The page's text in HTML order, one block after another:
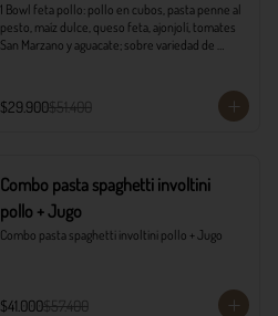
1 Bowl feta pollo: pollo en cubos, pasta penne al
pesto, maíz dulce, queso feta, ajonjolí, tomates
San Marzano y aguacate; sobre variedad de
$29.900$51.400
Combo pasta spaghetti involtini
pollo + Jugo
Combo pasta spaghetti involtini pollo + Jugo
$41.000$57.400